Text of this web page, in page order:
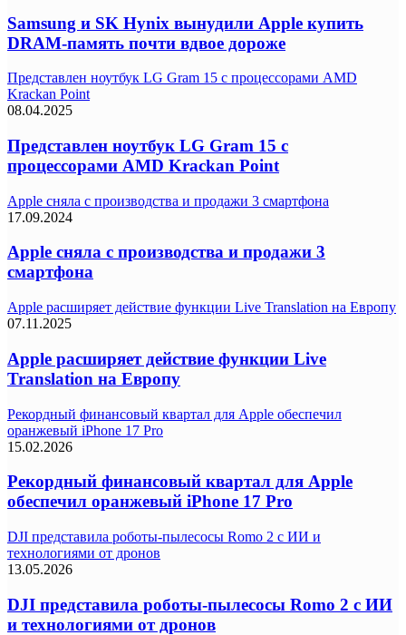
Samsung и SK Hynix вынудили Apple купить
DRAM-память почти вдвое дороже
Представлен ноутбук LG Gram 15 с процессорами AMD
Krackan Point
08.04.2025
Представлен ноутбук LG Gram 15 с
процессорами AMD Krackan Point
Apple сняла с производства и продажи 3 смартфона
17.09.2024
Apple сняла с производства и продажи 3
смартфона
Apple расширяет действие функции Live Translation на Европу
07.11.2025
Apple расширяет действие функции Live
Translation на Европу
Рекордный финансовый квартал для Apple обеспечил
оранжевый iPhone 17 Pro
15.02.2026
Рекордный финансовый квартал для Apple
обеспечил оранжевый iPhone 17 Pro
DJI представила роботы-пылесосы Romo 2 с ИИ и
технологиями от дронов
13.05.2026
DJI представила роботы-пылесосы Romo 2 с ИИ
и технологиями от дронов